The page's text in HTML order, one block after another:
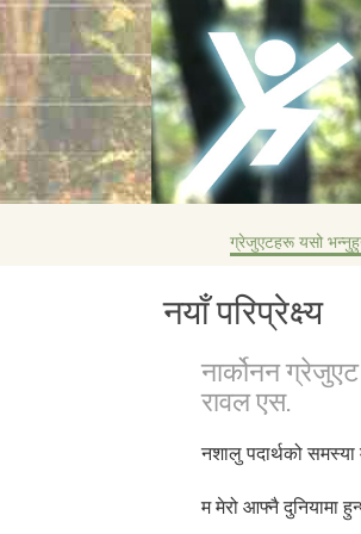
ग्रेजुएटहरू यसो
नयाँ परिप्रेक्ष्य
नार्कोनन ग्रेजुएट
रावल एस.
नशालु पदार्थको
म मेरो आफ्नै दुनियामा